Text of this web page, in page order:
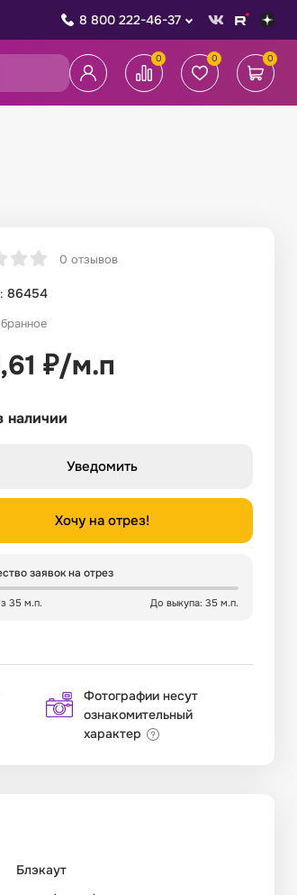
8 800 222-46-37
0 0 0
0 отзывов
86454
₽/м.п
наличии
Уведомить
Хочу на отрез!
заявок на отрез
35 м.п. До выкупа: 35 м.п.
Фотографии несут
ознакомительный
характер
Блэкаут